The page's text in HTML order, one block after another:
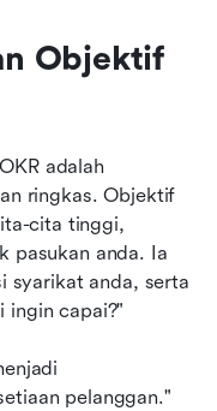
Objektif
adalah
ringkas. Objektif
cita tinggi,
pasukan anda. Ia
syarikat anda, serta
ingin capai?"
pelanggan."